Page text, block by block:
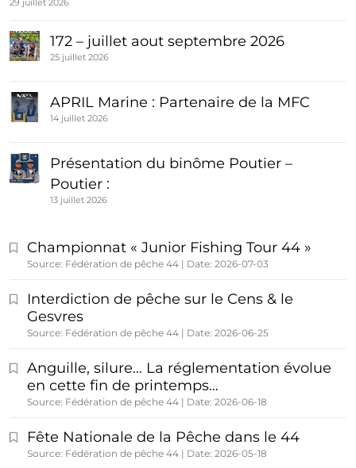
29 juillet 2026
172 – juillet aout septembre 2026
25 juillet 2026
APRIL Marine : Partenaire de la MFC
14 juillet 2026
Présentation du binôme Poutier –
Poutier :
13 juillet 2026
Championnat « Junior Fishing Tour 44 »
Source: Fédération de pêche 44 Date: 2026-07-03
Interdiction de pêche sur le Cens & le
Gesvres
Source: Fédération de pêche 44 Date: 2026-06-25
Anguille, silure… La réglementation évolue
en cette fin de printemps…
Source: Fédération de pêche 44 Date: 2026-06-18
Fête Nationale de la Pêche dans le 44
Source: Fédération de pêche 44 Date: 2026-05-18